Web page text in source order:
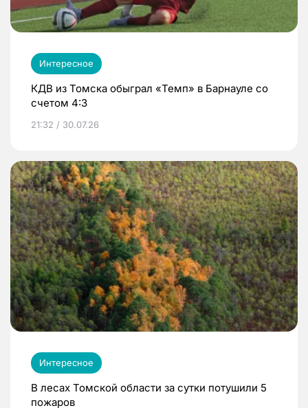
Интересное
КДВ из Томска обыграл «Темп» в Барнауле со
счетом 4:3
21:32 / 30.07.26
Интересное
В лесах Томской области за сутки потушили 5
пожаров